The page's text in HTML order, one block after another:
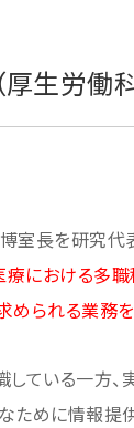
生労働科
長を研究代
療における多
られる業務を
ている一方
ために情報提